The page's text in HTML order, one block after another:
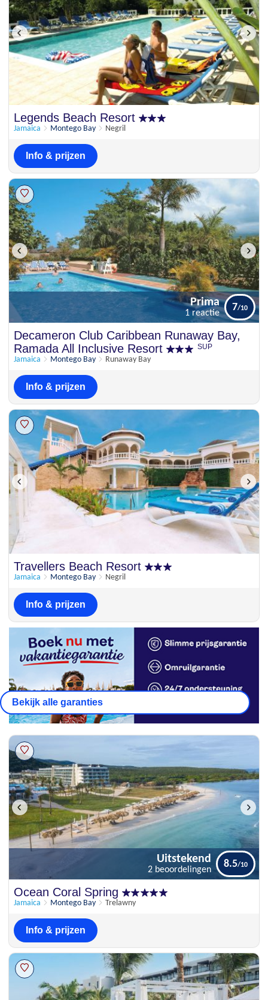
Legends Beach Resort
Jamaica Montego Bay Negril
Info & prijzen
Prima
1 reactie
7
Decameron Club Caribbean Runaway Bay,
Ramada All Inclusive Resort
SUP
Jamaica Montego Bay Runaway Bay
Prima
1 reactie
7
Info & prijzen
Travellers Beach Resort
Jamaica Montego Bay Negril
Info & prijzen
Bekijk alle garanties
Uitstekend
Ocean Coral Spring
Jamaica Montego Bay Trelawny
Uitstekend
2 beoordelingen
8.5
Info & prijzen